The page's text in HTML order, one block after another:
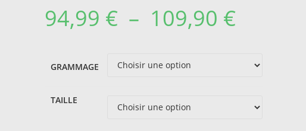
94,99 € – 109,90 €
GRAMMAGE
TAILLE